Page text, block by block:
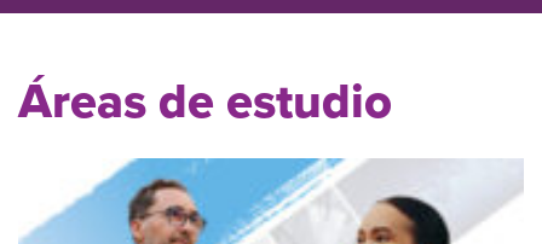
Áreas de estudio